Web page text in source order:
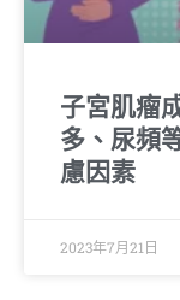
子宮肌瘤
多、尿頻
慮因素
2023年7月21日